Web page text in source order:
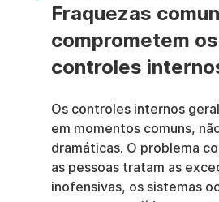
Fraquezas
comprometem os
controles
Os controles internos
em momentos comuns,
dramáticas. O problema
as pessoas tratam as
inofensivas, os sistemas